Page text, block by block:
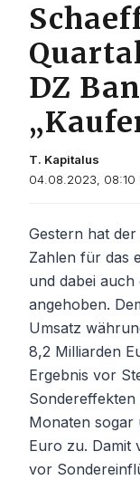
DZ
T. Kapitalus
04.08.2023, 08:10
Gestern hat der
Zahlen für das
und dabei auch
angehoben.
Umsatz
8,2 Milliarden
Ergebnis vor
Sondereffekten
Monaten sogar
Euro zu. Damit
vor